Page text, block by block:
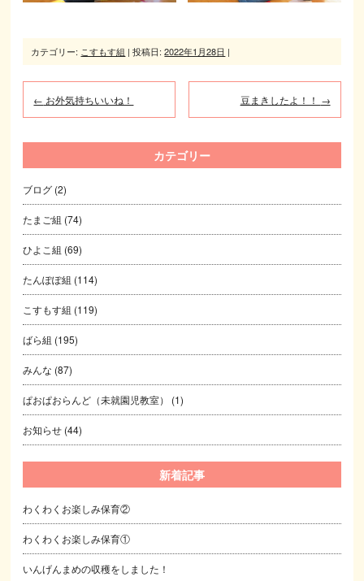
カテゴリー: こすもす組 | 投稿日:2022年1月28日 |
← お外気持ちいいね！ 豆まきしたよ！！ →
カテゴリー
ブログ (2)
たまご組 (74)
ひよこ組 (69)
たんぽぽ組 (114)
こすもす組 (119)
ばら組 (195)
みんな (87)
ぱおぱおらんど（未就園児教室） (1)
お知らせ (44)
新着記事
わくわくお楽しみ保育②
わくわくお楽しみ保育①
いんげんまめの収穫をしました！